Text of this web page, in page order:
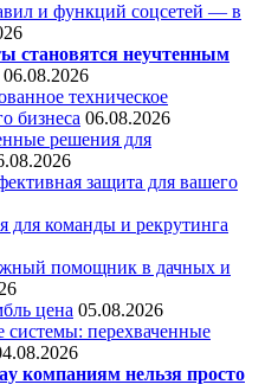
и функций соцсетей — в
становятся неучтенным
06.08.2026
техническое
бизнеса 06.08.2026
решения для
защита для вашего
для команды и рекрутинга
помощник в дачных и
цена 05.08.2026
перехваченные
компаниям нельзя просто